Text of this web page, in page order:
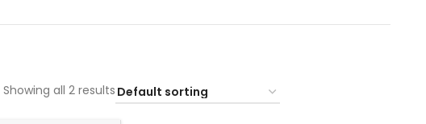
Showing all 2 results